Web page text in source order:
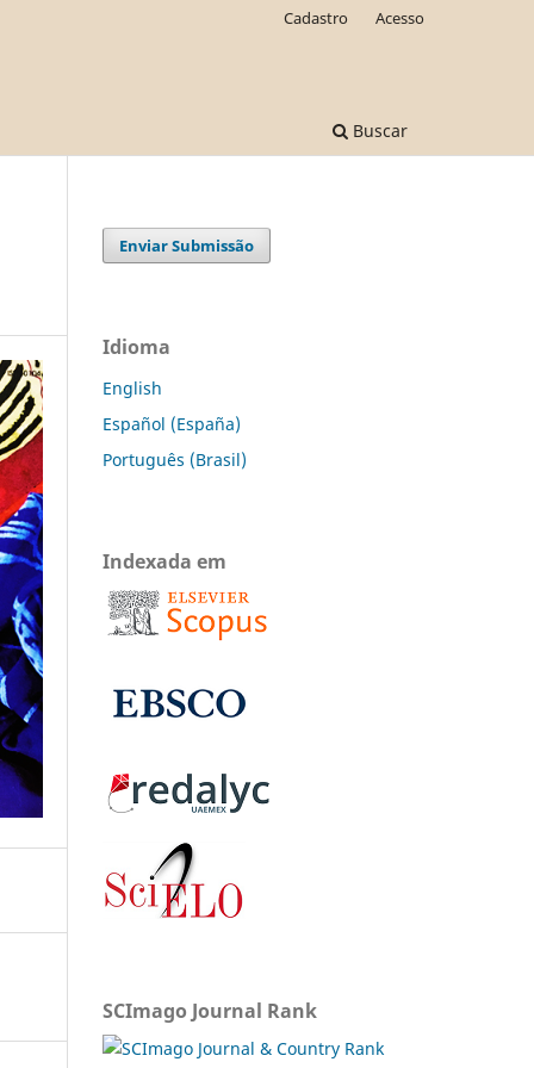
Buscar
Cadastro Acesso
Enviar Submissão
Idioma
English
Español (España)
Português (Brasil)
Indexada em
SCImago Journal Rank